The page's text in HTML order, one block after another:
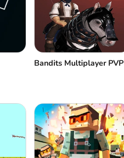
Bandits Multiplayer PVP